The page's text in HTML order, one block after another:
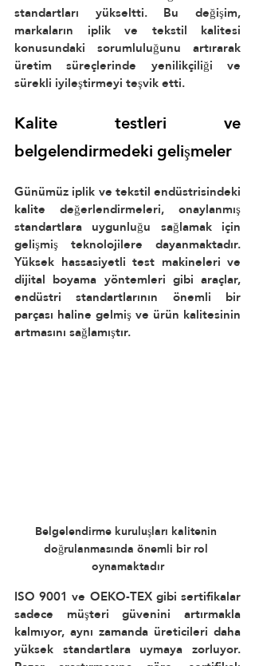
standartları yükseltti. Bu değişim,
markaların iplik ve tekstil kalitesi
konusundaki sorumluluğunu artırarak
üretim süreçlerinde yenilikçiliği ve
sürekli iyileştirmeyi teşvik etti.
Kalite testleri ve
belgelendirmedeki gelişmeler
Günümüz iplik ve tekstil endüstrisindeki
kalite değerlendirmeleri, onaylanmış
standartlara uygunluğu sağlamak için
gelişmiş teknolojilere dayanmaktadır.
Yüksek hassasiyetli test makineleri ve
dijital boyama yöntemleri gibi araçlar,
endüstri standartlarının önemli bir
parçası haline gelmiş ve ürün kalitesinin
artmasını sağlamıştır.
Belgelendirme kuruluşları kalitenin
doğrulanmasında önemli bir rol
oynamaktadır
ISO 9001 ve OEKO-TEX gibi sertifikalar
sadece müşteri güvenini artırmakla
kalmıyor, aynı zamanda üreticileri daha
yüksek standartlara uymaya zorluyor.